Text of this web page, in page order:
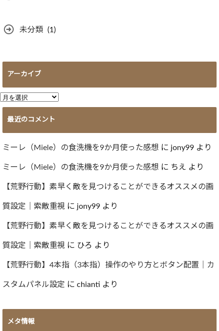
未分類 (1)
アーカイブ
ア
ー
イ
ブ
最近のコメント
ミーレ（Miele）の食洗機を9か月使った感想 に jony99 より
ミーレ（Miele）の食洗機を9か月使った感想 に ちえ より
【荒野行動】素早く敵を見つけることができるオススメの画
質設定｜索敵重視 に jony99 より
【荒野行動】素早く敵を見つけることができるオススメの画
質設定｜索敵重視 に ひろ より
【荒野行動】4本指（3本指）操作のやり方とボタン配置｜カ
スタムパネル設定 に chianti より
メタ情報